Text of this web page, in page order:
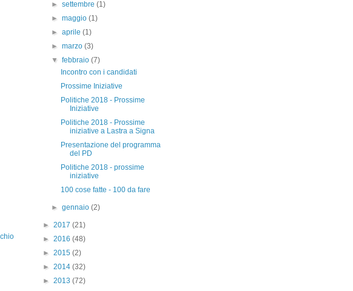
►settembre(1)
►maggio(1)
►aprile(1)
►marzo(3)
▼febbraio(7)
Incontro con i candidati
Prossime Iniziative
Politiche 2018 - Prossime
Iniziative
Politiche 2018 - Prossime
iniziative a Lastra a Signa
Presentazione del programma
del PD
Politiche 2018 - prossime
iniziative
100 cose fatte - 100 da fare
►gennaio(2)
► 2017 (21)
► 2016 (48)
► 2015 (2)
► 2014 (32)
► 2013 (72)